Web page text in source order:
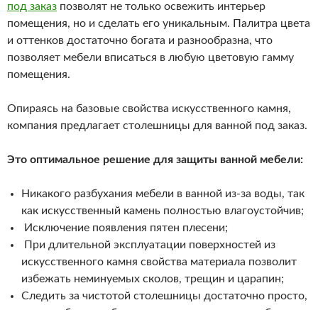
под заказ позволят не только освежить интерьер
помещения, но и сделать его уникальным. Палитра цвета
и оттенков достаточно богата и разнообразна, что
позволяет мебели вписаться в любую цветовую гамму
помещения.
Опираясь на базовые свойства искусственного камня,
компания предлагает столешницы для ванной под заказ.
Это оптимальное решение для защиты ванной мебели:
Никакого разбухания мебели в ванной из-за воды, так
как искусственный камень полностью влагоустойчив;
Исключение появления пятен плесени;
При длительной эксплуатации поверхностей из
искусственного камня свойства материала позволит
избежать неминуемых сколов, трещин и царапин;
Следить за чистотой столешницы достаточно просто,